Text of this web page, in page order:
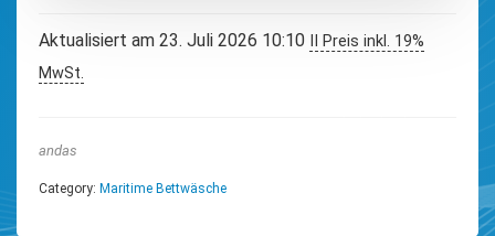
Aktualisiert am 23. Juli 2026 10:10
II Preis inkl. 19%
MwSt.
andas
Category: Maritime Bettwäsche